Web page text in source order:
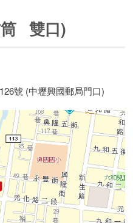
筒 雙口)
號 (中壢興國郵局門口)